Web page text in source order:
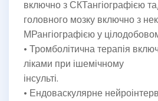
включно з СКТангіографією
головного мозку включно з
МРангіографією у
• Тромболітична терапія
ліками при ішемічному
інсульті.
• Ендоваскулярне